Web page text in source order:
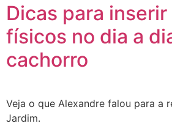
Dicas para
físicos no dia a
cachorro
Veja o que Alexandre falou para a
Jardim.